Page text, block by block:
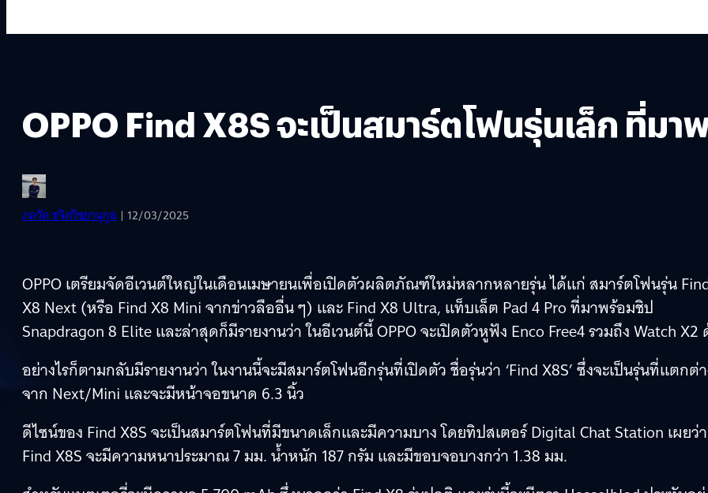
OPPO Find X8S จะเป็นสมาร์ตโฟนรุ่นเล็ก ที่ม
ภควัต ขจิตวิชยานุกูล | 12/03/2025
OPPO เตรียมจัดอีเวนต์ใหญ่ในเดือนเมษายนเพื่อเปิดตัวผลิตภัณฑ์ใหม่หลากหลายรุ่น ได้แก่ สมาร์ตโฟนรุ่น
X8 Next (หรือ Find X8 Mini จากข่าวลืออื่น ๆ) และ Find X8 Ultra, แท็บเล็ต Pad 4 Pro ที่มาพร้อมชิป
Snapdragon 8 Elite และล่าสุดก็มีรายงานว่า ในอีเวนต์นี้ OPPO จะเปิดตัวหูฟัง Enco Free4 รวมถึง Watch X2
อย่างไรก็ตามกลับมีรายงานว่า ในงานนี้จะมีสมาร์ตโฟนอีกรุ่นที่เปิดตัว ชื่อรุ่นว่า ‘Find X8S’ ซึ่งจะเป็นรุ่นที่แตกต่
จาก Next/Mini และจะมีหน้าจอขนาด 6.3 นิ้ว
ดีไซน์ของ Find X8S จะเป็นสมาร์ตโฟนที่มีขนาดเล็กและมีความบาง โดยทิปสเตอร์ Digital Chat Station เผยว่า
Find X8S จะมีความหนาประมาณ 7 มม. น้ำหนัก 187 กรัม และมีขอบจอบางกว่า 1.38 มม.